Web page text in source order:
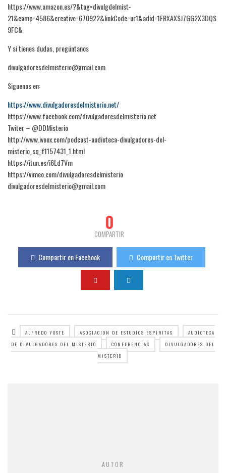
https://www.amazon.es/?&tag=divulgdelmist-
21&camp=4586&creative=670922&linkCode=ur1&adid=1FRXAXSJ7GG2X3DQS
9FC&
Y si tienes dudas, pregúntanos
divulgadoresdelmisterio@gmail.com
Siguenos en:
https://www.divulgadoresdelmisterio.net/
https://www.facebook.com/divulgadoresdelmisterio.net
Twiter – @DDMisterio
http://www.ivoox.com/podcast-audioteca-divulgadores-del-
misterio_sq_f1157431_1.html
https://itun.es/i6Ld7Vm
https://vimeo.com/divulgadoresdelmisterio
divulgadoresdelmisterio@gmail.com
0
COMPARTIR
Compartir en Facebook Compartir en Twitter
ALFREDO YUSTE ASOCIACION DE ESTUDIOS ESPIRITAS
AUDIOTECA
DE DIVULGADORES DEL MISTERIO
CONFERENCIAS
DIVULGADORES DEL
MISTERIO
AUTOR